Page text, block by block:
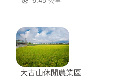
大古山休閒農業區